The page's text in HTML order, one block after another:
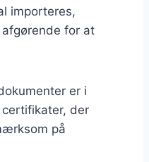
importeres,
for at
er i
der
på